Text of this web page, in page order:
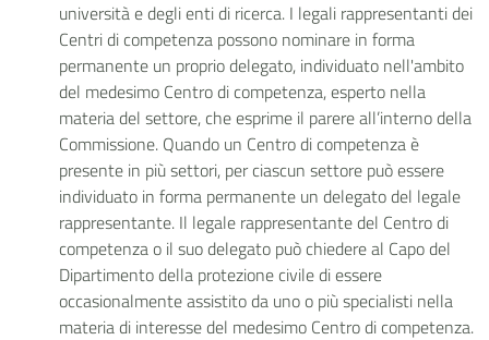
università e degli enti di ricerca. I legali rappresentanti dei
Centri di competenza possono nominare in forma
permanente un proprio delegato, individuato nell'ambito
del medesimo Centro di competenza, esperto nella
materia del settore, che esprime il parere all’interno della
Commissione. Quando un Centro di competenza è
presente in più settori, per ciascun settore può essere
individuato in forma permanente un delegato del legale
rappresentante. Il legale rappresentante del Centro di
competenza o il suo delegato può chiedere al Capo del
Dipartimento della protezione civile di essere
occasionalmente assistito da uno o più specialisti nella
materia di interesse del medesimo Centro di competenza.